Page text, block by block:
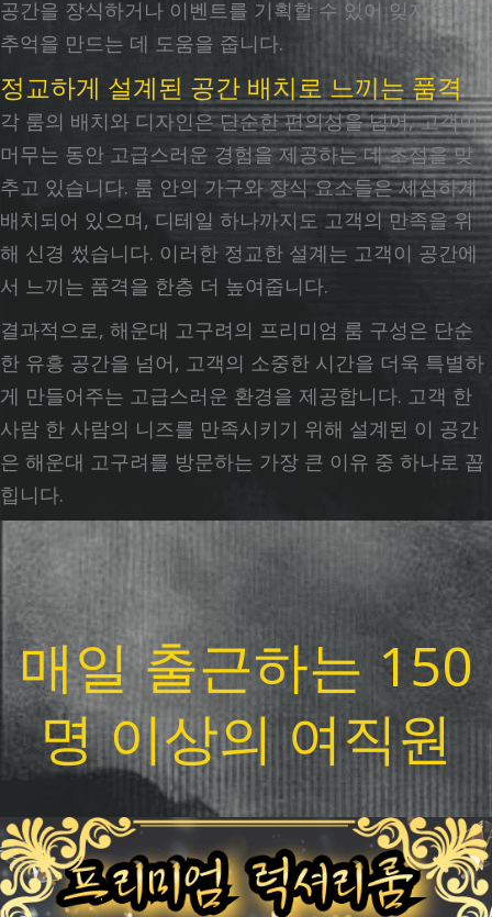
공간을 장식하거나 이벤트를 기획할 수 있어 잊지 못할
추억을 만드는 데 도움을 줍니다.
정교하게 설계된 공간 배치로 느끼는 품격
각 룸의 배치와 디자인은 단순한 편의성을 넘어, 고객이
머무는 동안 고급스러운 경험을 제공하는 데 초점을 맞
추고 있습니다. 룸 안의 가구와 장식 요소들은 세심하게
배치되어 있으며, 디테일 하나까지도 고객의 만족을 위
해 신경 썼습니다. 이러한 정교한 설계는 고객이 공간에
서 느끼는 품격을 한층 더 높여줍니다.
결과적으로, 해운대 고구려의 프리미엄 룸 구성은 단순
한 유흥 공간을 넘어, 고객의 소중한 시간을 더욱 특별하
게 만들어주는 고급스러운 환경을 제공합니다. 고객 한
사람 한 사람의 니즈를 만족시키기 위해 설계된 이 공간
은 해운대 고구려를 방문하는 가장 큰 이유 중 하나로 꼽
힙니다.
매일 출근하는 150
명 이상의 여직원